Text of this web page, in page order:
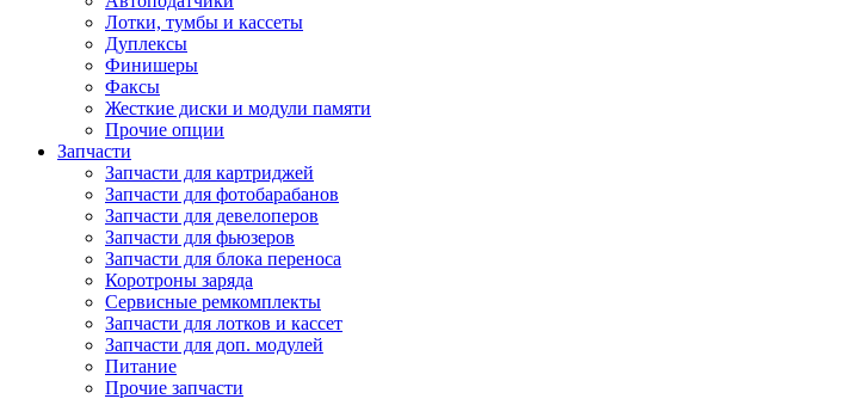
Лотки, тумбы и кассеты
Дуплексы
Финишеры
Факсы
Жесткие диски и модули памяти
Прочие опции
Запчасти
Запчасти для картриджей
Запчасти для фотобарабанов
Запчасти для девелоперов
Запчасти для фьюзеров
Запчасти для блока переноса
Коротроны заряда
Сервисные ремкомплекты
Запчасти для лотков и кассет
Запчасти для доп. модулей
Питание
Прочие запчасти